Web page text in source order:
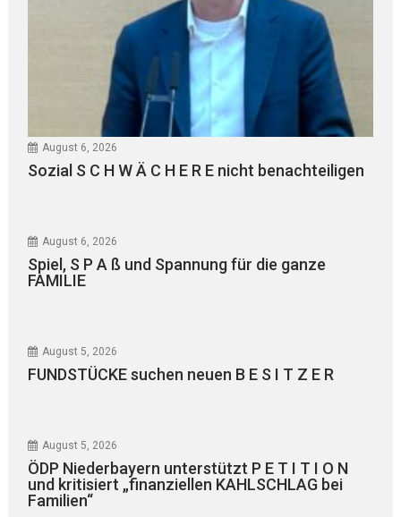
August 6, 2026
Sozial S C H W Ä C H E R E nicht benachteiligen
August 6, 2026
Spiel, S P A ß und Spannung für die ganze
FAMILIE
August 5, 2026
FUNDSTÜCKE suchen neuen B E S I T Z E R
August 5, 2026
ÖDP Niederbayern unterstützt P E T I T I O N
und kritisiert „finanziellen KAHLSCHLAG bei
Familien“